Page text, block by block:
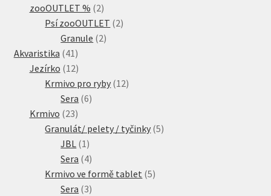
zooOUTLET % 22
produkty
Psí zooOUTLET 22
Granule 22
Akvaristika 41 41
produktů
Jezírko 1212
produktů
Krmivo pro ryby 1212
Sera 66
Krmivo 2323
produktů
Granulát/ pelety / tyčinky 55
JBL 1 1
produkt
Sera 44
produkty
Krmivo ve formě tablet 55
Sera 33